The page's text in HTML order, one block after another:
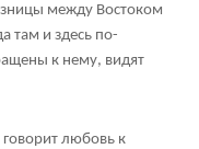
между Востоком
там и здесь по-
к нему, видят
говорит любовь к